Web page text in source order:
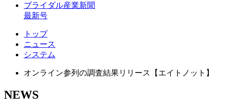
ブライダル産業新聞
最新号
トップ
ニュース
システム
オンライン参列の調査結果リリース【エイトノット】
NEWS